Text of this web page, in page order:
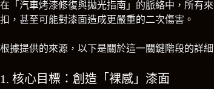
在「汽車烤漆修復與拋光指南」的脈絡中，所有
扣，甚至可能對漆面造成更嚴重的二次傷害。
根據提供的來源，以下是關於這一關鍵階段的詳細
1. 核心目標：創造「裸感」漆面